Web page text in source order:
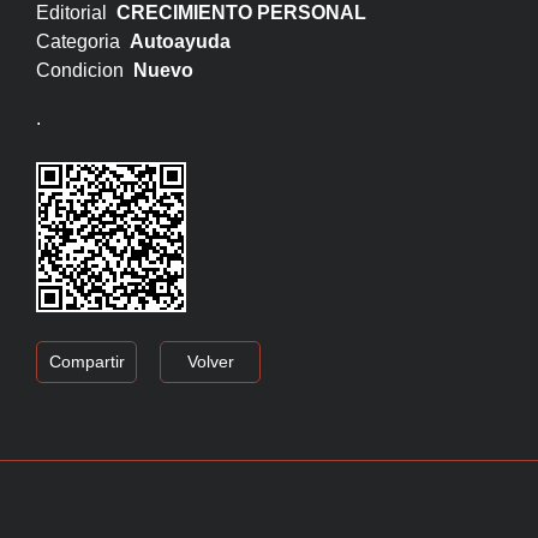
Editorial CRECIMIENTO PERSONAL
Categoria Autoayuda
Condicion
Nuevo
.
Compartir Volver